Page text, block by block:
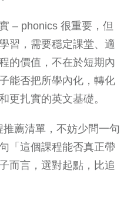
– phonics 很重要，但
習，需要穩定課堂、適
的價值，不在於短期內
能否把所學內化，轉化
更扎實的英文基礎。
薦清單，不妨少問一句
「這個課程能否真正帶
而言，選對起點，比追